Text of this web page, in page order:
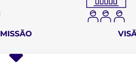
MISSÃO